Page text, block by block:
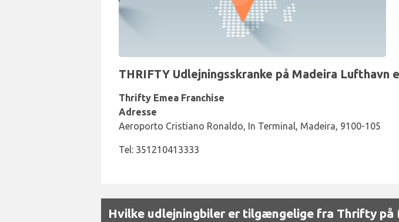
THRIFTY Udlejningsskranke på Madeira Lufthavn
Thrifty Emea Franchise
Adresse
Aeroporto Cristiano Ronaldo, In Terminal, Madeira, 9100-105
Tel: 351210413333
Hvilke udlejningbiler er tilgængelige fra Thrifty på